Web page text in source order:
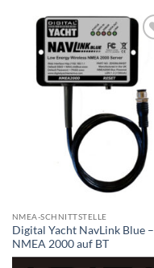
NMEA-SCHNITTSTELLE
Digital Yacht NavLink Blue –
NMEA 2000 auf BT